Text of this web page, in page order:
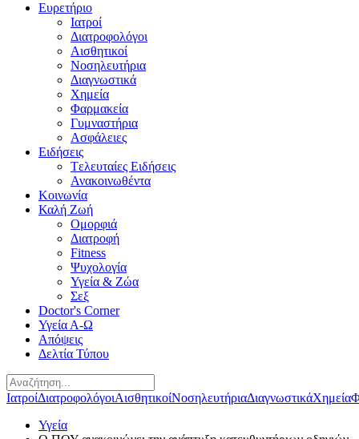
Ευρετήριο
Ιατροί
Διατροφολόγοι
Αισθητικοί
Νοσηλευτήρια
Διαγνωστικά
Χημεία
Φαρμακεία
Γυμναστήρια
Ασφάλειες
Ειδήσεις
Tελευταίες Eιδήσεις
Ανακοινωθέντα
Κοινωνία
Καλή Ζωή
Ομορφιά
Διατροφή
Fitness
Ψυχολογία
Υγεία & Ζώα
Σεξ
Doctor's Corner
Υγεία Α-Ω
Απόψεις
Δελτία Τύπου
ΙατροίΔιατροφολόγοιΑισθητικοίΝοσηλευτήριαΔιαγνωστικάΧημεία
Υγεία